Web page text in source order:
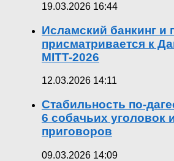
19.03.2026 16:44
Исламский банкинг и
присматривается к
MITT-2026
12.03.2026 14:11
Стабильность по-
6 собачьих уголовок
приговоров
09.03.2026 14:09